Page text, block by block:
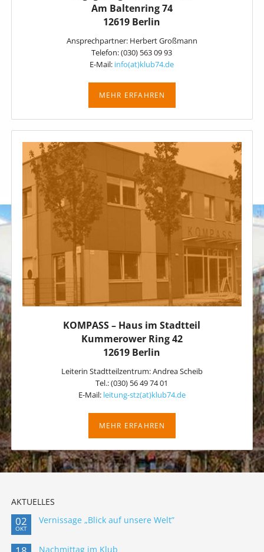
Am Baltenring 74
12619 Berlin
Ansprechpartner: Herbert Großmann
Telefon: (030) 563 09 93
E-Mail: info(at)klub74.de
MEHR ERFAHREN
KOMPASS – Haus im Stadtteil
Kummerower Ring 42
12619 Berlin
Leiterin Stadtteilzentrum: Andrea Scheib
Tel.: (030) 56 49 74 01
E-Mail: leitung-stz(at)klub74.de
MEHR ERFAHREN
AKTUELLES
02
OKT
Vernissage „Blick auf unsere Welt”
Nachmittag im Klub